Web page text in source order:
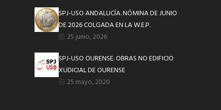
SPJ-USO ANDALUCÍA. NÓMINA DE JUNIO
DE 2026 COLGADA EN LA W.E.P.
25 junio, 2026
SPJ-USO OURENSE. OBRAS NO EDIFICIO
XUDICIAL DE OURENSE
25 mayo, 2020